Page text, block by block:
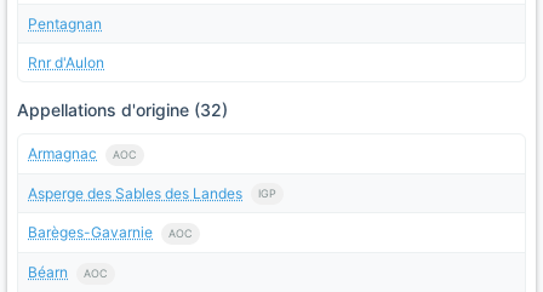
Pentagnan
Rnr d'Aulon
Appellations d'origine (32)
Armagnac AOC
Asperge des Sables des Landes IGP
Barèges-Gavarnie AOC
Béarn AOC